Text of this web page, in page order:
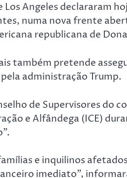
Angeles declararam
numa nova frente
republicana de
também pretende
administração Trump.
de Supervisores do
e Alfândega (ICE)
e inquilinos
imediato”,